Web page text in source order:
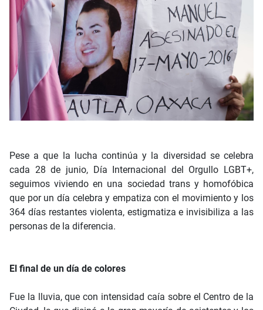
Pese a que la lucha continúa y la diversidad se celebra
cada 28 de junio, Día Internacional del Orgullo LGBT+,
seguimos viviendo en una sociedad trans y homofóbica
que por un día celebra y empatiza con el movimiento y los
364 días restantes violenta, estigmatiza e invisibiliza a las
personas de la diferencia.
El final de un día de colores
Fue la lluvia, que con intensidad caía sobre el Centro de la